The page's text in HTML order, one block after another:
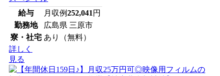
給与
月収例252,041円
勤務地
広島県 三原市
寮・社宅 あり（無料）
詳しく
見る